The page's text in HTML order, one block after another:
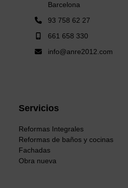
Barcelona
93 758 62 27
661 658 330
info@anre2012.com
Servicios
Reformas Integrales
Reformas de baños y cocinas
Fachadas
Obra nueva